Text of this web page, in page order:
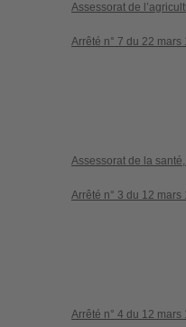
Assessorat de
Arrêté n° 7 du 22 mars
Assessorat de la
Arrêté n° 3 du 12 mars
Arrêté n° 4 du 12 mars